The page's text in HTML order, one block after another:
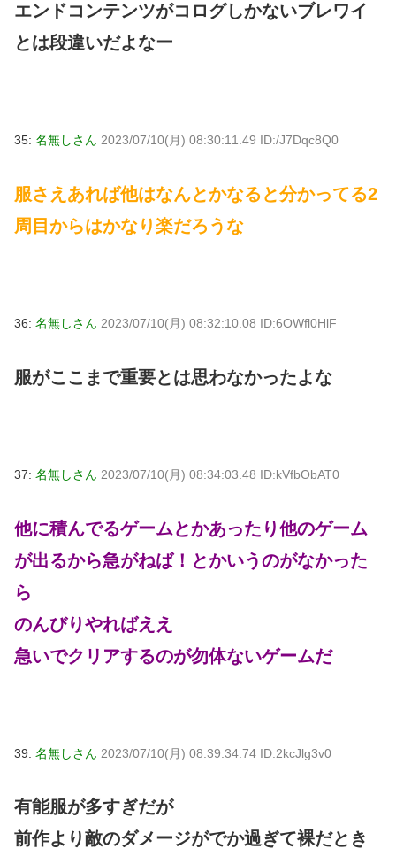
エンドコンテンツがコログしかないブレワイ
とは段違いだよなー
35: 名無しさん 2023/07/10(月) 08:30:11.49 ID:/J7Dqc8Q0
服さえあれば他はなんとかなると分かってる2
周目からはかなり楽だろうな
36: 名無しさん 2023/07/10(月) 08:32:10.08 ID:6OWfl0HlF
服がここまで重要とは思わなかったよな
37: 名無しさん 2023/07/10(月) 08:34:03.48 ID:kVfbObAT0
他に積んでるゲームとかあったり他のゲーム
が出るから急がねば！とかいうのがなかった
ら
のんびりやればええ
急いでクリアするのが勿体ないゲームだ
39: 名無しさん 2023/07/10(月) 08:39:34.74 ID:2kcJlg3v0
有能服が多すぎだが
前作より敵のダメージがでか過ぎて裸だとき